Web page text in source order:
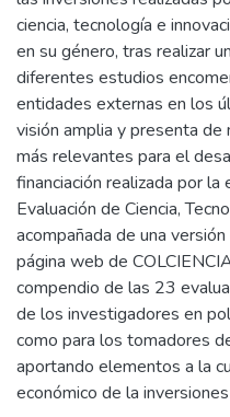
ciencia, tecnología e
en su género, tras realizar
diferentes estudios
entidades externas en los
visión amplia y presenta
más relevantes para el
financiación realizada por la
Evaluación de Ciencia,
acompañada de una
página web de
compendio de las 23
de los investigadores en
como para los tomadores
aportando elementos a la
económico de la